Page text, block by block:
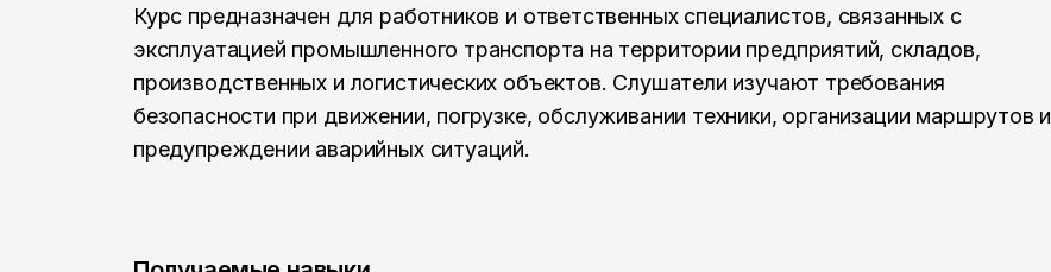
Курс предназначен для работников и ответственных специалистов, связанных с
эксплуатацией промышленного транспорта на территории предприятий, складов,
производственных и логистических объектов. Слушатели изучают требования
безопасности при движении, погрузке, обслуживании техники, организации маршрутов и
предупреждении аварийных ситуаций.